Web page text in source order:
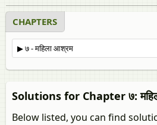
CHAPTERS
Solutions for Chapter ७:
Below listed, you can find